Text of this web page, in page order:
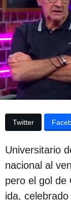
e
l
a
p
u
b
l
i
c
a
ó
Twitter
Universitario
nacional al
pero el gol de
ida,